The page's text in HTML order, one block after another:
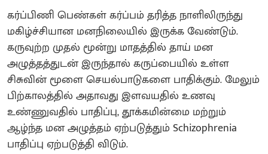
கர்ப்பிணி பெண்கள் கர்ப்பம் தரித்த நாளிலிருந்து
மகிழ்ச்சியான மனநிலையில் இருக்க வேண்டும்.
கருவுற்ற முதல் மூன்று மாதத்தில் தாய் மன
அழுத்தத்துடன் இருந்தால் கருப்பையில் உள்ள
சிசுவின் மூளை செயல்பாடுகளை பாதிக்கும். மேலும்
பிற்காலத்தில் அதாவது இளவயதில் உணவு
உண்ணுவதில் பாதிப்பு, தூக்கமின்மை மற்றும்
ஆழ்ந்த மன அழுத்தம் ஏற்படுத்தும் Schizophrenia
பாதிப்பு ஏற்படுத்தி விடும்.